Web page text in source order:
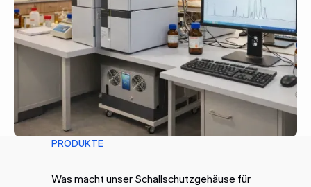
PRODUKTE
Was macht unser Schallschutzgehäuse für